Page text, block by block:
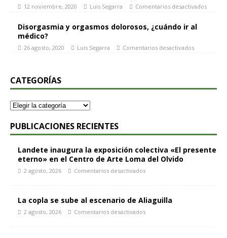
12 noviembre, 2020 Luis Segarra Comentarios desactivados
Disorgasmia y orgasmos dolorosos, ¿cuándo ir al
médico?
26 agosto, 2020 Luis Segarra Comentarios desactivados
CATEGORÍAS
PUBLICACIONES RECIENTES
Landete inaugura la exposición colectiva «El presente
eterno» en el Centro de Arte Loma del Olvido
2 agosto, 2026 Comentarios desactivados
La copla se sube al escenario de Aliaguilla
2 agosto, 2026 Comentarios desactivados